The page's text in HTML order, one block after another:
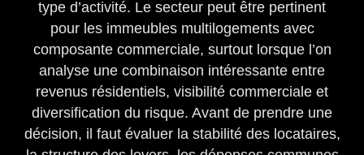
type d’activité. Le secteur peut être pertinent
pour les immeubles multilogements avec
composante commerciale, surtout lorsque l’on
analyse une combinaison intéressante entre
revenus résidentiels, visibilité commerciale et
diversification du risque. Avant de prendre une
décision, il faut évaluer la stabilité des locataires,